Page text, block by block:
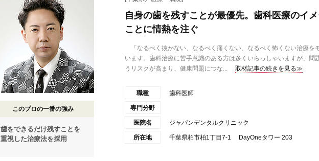
このプロの一番の強み
歯をできるだけ残すことを
重視した治療法を採用
自身の歯を残すことが最優先。歯科医療のイ
ことに情熱を注ぐ
「なるべく抜かない、なるべく痛くない、なるべく怖くない治療を
います。歯科治療に苦手意識のある方は多くいらっしゃいますが、問
うリスクが高まり、健康問題につな...
取材記事の続きを見る≫
職種 歯科医師
専門分野
医院名 ジャパンデンタルクリニック
所在地 千葉県柏市柏1丁目7-1 DayOneタワー 203